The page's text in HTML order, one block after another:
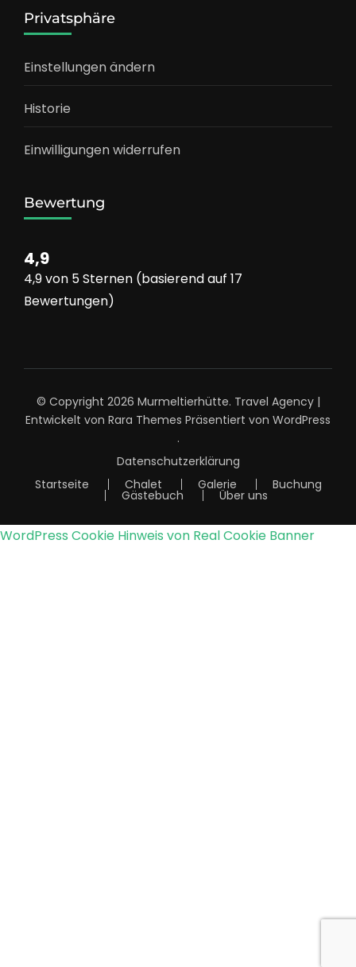
Privatsphäre
Einstellungen ändern
Historie
Einwilligungen widerrufen
Bewertung
4,9
4,9 von 5 Sternen (basierend auf 17
Bewertungen)
© Copyright 2026 Murmeltierhütte. Travel Agency |
Entwickelt von Rara Themes Präsentiert von WordPress
.
Datenschutzerklärung
Startseite
Chalet Galerie Buchung
Gästebuch Über uns
WordPress Cookie Hinweis von Real Cookie Banner